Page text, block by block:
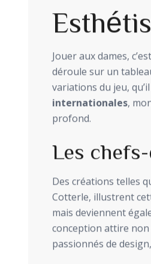
Jouer aux dames,
déroule sur un
variations du jeu, qu’il
internationales,
profond.
Les
Des créations telles
Cotterle, illustrent
mais deviennent
conception attire non
passionnés de